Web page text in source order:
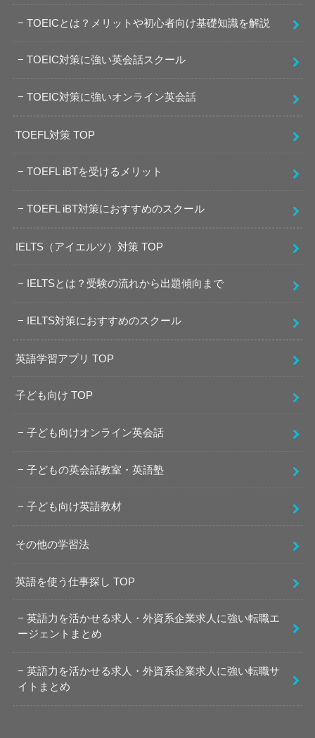
TOEICとは？メリットや初心者向け基礎知識を解説
TOEIC対策に強い英会話スクール
TOEIC対策に強いオンライン英会話
TOEFL対策 TOP
TOEFL iBTを受けるメリット
TOEFL iBT対策におすすめのスクール
IELTS（アイエルツ）対策 TOP
IELTSとは？受験の流れから出題傾向まで
IELTS対策におすすめのスクール
英語学習アプリ TOP
子ども向け TOP
子ども向けオンライン英会話
子どもの英会話教室・英語塾
子ども向け英語教材
その他の学習法
英語を使う仕事探し TOP
英語力を活かせる求人・外資系企業求人に強い転職エ
ージェントまとめ
英語力を活かせる求人・外資系企業求人に強い転職サ
イトまとめ